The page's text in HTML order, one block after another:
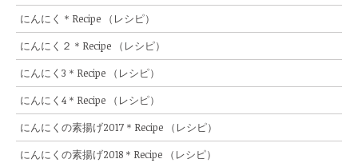
にんにく＊Recipe （レシピ）
にんにく２＊Recipe （レシピ）
にんにく3＊Recipe （レシピ）
にんにく4＊Recipe （レシピ）
にんにくの素揚げ2017＊Recipe （レシピ）
にんにくの素揚げ2018＊Recipe （レシピ）